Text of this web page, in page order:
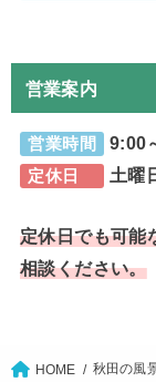
営業案内
営業時間 9:00
定休日 土曜
定休日でも可能
相談ください。
HOME 秋田の風